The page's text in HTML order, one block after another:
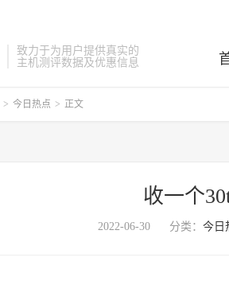
致力于为用户提供真实的
主机测评数据及优惠信息
> 今日热点 > 正文
收一个
2022-06-30 分类： 今日